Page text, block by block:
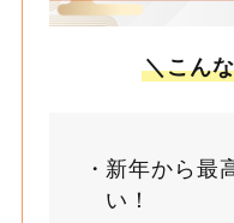
＼こん
新年から最
い！